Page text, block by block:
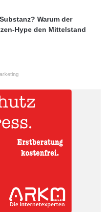
Warum der
Hype den Mittelstand